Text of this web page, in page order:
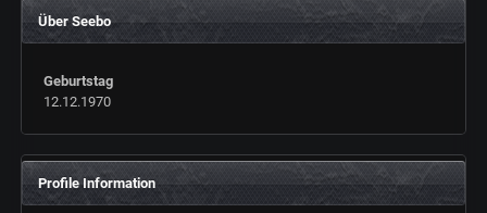
Über Seebo
Geburtstag
12.12.1970
Profile Information